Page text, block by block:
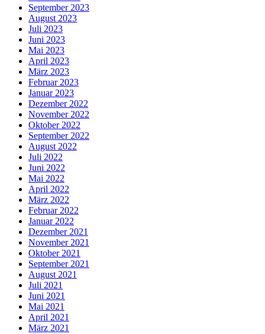
September 2023
August 2023
Juli 2023
Juni 2023
Mai 2023
April 2023
März 2023
Februar 2023
Januar 2023
Dezember 2022
November 2022
Oktober 2022
September 2022
August 2022
Juli 2022
Juni 2022
Mai 2022
April 2022
März 2022
Februar 2022
Januar 2022
Dezember 2021
November 2021
Oktober 2021
September 2021
August 2021
Juli 2021
Juni 2021
Mai 2021
April 2021
März 2021